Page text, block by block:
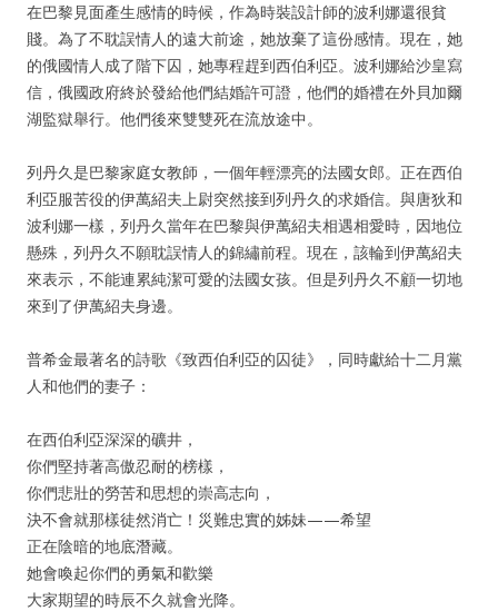
在巴黎見面產生感情的時候，作為時裝設計師的波利娜還很貧
賤。為了不耽誤情人的遠大前途，她放棄了這份感情。現在，她
的俄國情人成了階下囚，她專程趕到西伯利亞。波利娜給沙皇寫
信，俄國政府終於發給他們結婚許可證，他們的婚禮在外貝加爾
湖監獄舉行。他們後來雙雙死在流放途中。
列丹久是巴黎家庭女教師，一個年輕漂亮的法國女郎。正在西伯
利亞服苦役的伊萬紹夫上尉突然接到列丹久的求婚信。與唐狄和
波利娜一樣，列丹久當年在巴黎與伊萬紹夫相遇相愛時，因地位
懸殊，列丹久不願耽誤情人的錦繡前程。現在，該輪到伊萬紹夫
來表示，不能連累純潔可愛的法國女孩。但是列丹久不顧一切地
來到了伊萬紹夫身邊。
普希金最著名的詩歌《致西伯利亞的囚徒》，同時獻給十二月黨
人和他們的妻子：
在西伯利亞深深的礦井，
你們堅持著高傲忍耐的榜樣，
你們悲壯的勞苦和思想的崇高志向，
決不會就那樣徒然消亡！災難忠實的姊妹——希望
正在陰暗的地底潛藏。
她會喚起你們的勇氣和歡樂
大家期望的時辰不久就會光降。